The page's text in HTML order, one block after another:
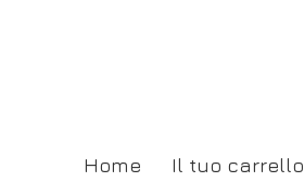
Home Il tuo carrello